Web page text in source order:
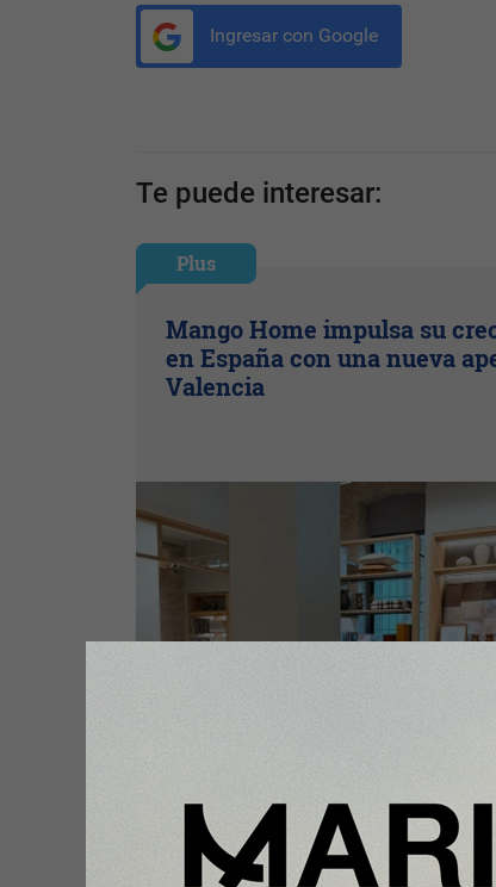
Ingresar con Google
Te puede interesar:
Plus
Mango Home impulsa su
en España con una nueva
Valencia